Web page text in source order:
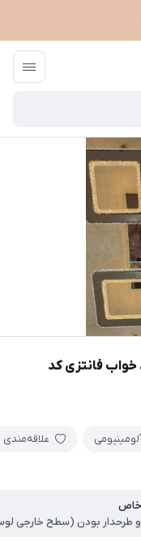
خواب فانتزی کد
علاقه‌مندی
خاص